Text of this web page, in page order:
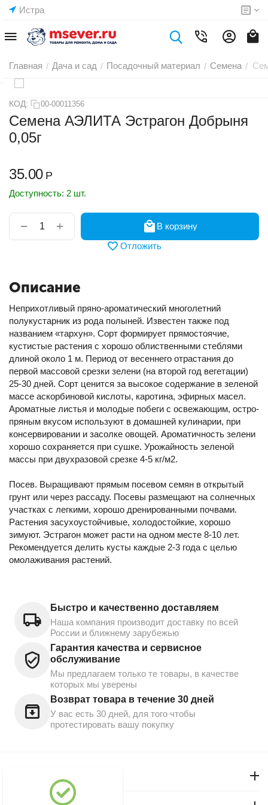
Истра
Главная / Дача и сад / Посадочный материал / Семена /
КОД: 00-00011356
Семена АЭЛИТА Эстрагон Добрыня
0,05г
35.00 Р
Доступность: 2 шт.
+
−
В корзину
Отложить
Описание
Неприхотливый пряно-ароматический многолетний
полукустарник из рода полыней. Известен также под
названием «тархун». Сорт формирует прямостоячие,
кустистые растения с хорошо облиственными стеблями
длиной около 1 м. Период от весеннего отрастания до
первой массовой срезки зелени (на второй год вегетации)
25-30 дней. Сорт ценится за высокое содержание в зеленой
массе аскорбиновой кислоты, каротина, эфирных масел.
Ароматные листья и молодые побеги с освежающим, остро-
пряным вкусом используют в домашней кулинарии, при
консервировании и засолке овощей. Ароматичность зелени
хорошо сохраняется при сушке. Урожайность зеленой
массы при двухразовой срезке 4-5 кг/м2.
Посев. Выращивают прямым посевом семян в открытый
грунт или через рассаду. Посевы размещают на солнечных
участках с легкими, хорошо дренированными почвами.
Растения засухоустойчивые, холодостойкие, хорошо
зимуют. Эстрагон может расти на одном месте 8-10 лет.
Рекомендуется делить кусты каждые 2-3 года с целью
омолаживания растений.
Быстро и качественно доставляем
Наша компания производит доставку по всей
России и ближнему зарубежью
Гарантия качества и сервисное
обслуживание
Мы предлагаем только те товары, в качестве
которых мы уверены
Возврат товара в течение 30 дней
У вас есть 30 дней, для того чтобы
протестировать вашу покупку